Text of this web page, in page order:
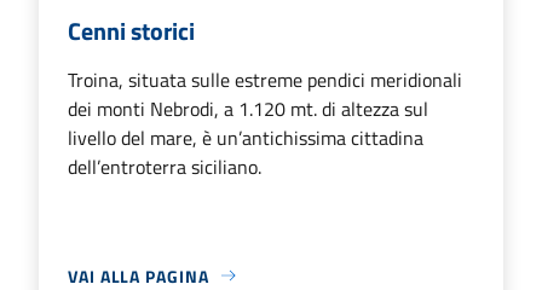
Cenni storici
Troina, situata sulle estreme pendici meridionali
dei monti Nebrodi, a 1.120 mt. di altezza sul
livello del mare, è un’antichissima cittadina
dell’entroterra siciliano.
VAI ALLA PAGINA